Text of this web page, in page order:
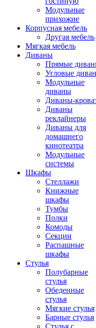
Модульные
прихожие
Корпусная мебель
Другая мебель
Мягкая мебель
Диваны
Прямые
Угловые
Модульные
диваны
Диваны-
Диваны
реклайнеры
Диваны для
домашнего
кинотеатра
Модульные
системы
Шкафы
Стеллажи
Книжные
шкафы
Тумбы
Полки
Комоды
Секции
Распашные
шкафы
Стулья
Полубарные
стулья
Обеденные
стулья
Мягкие стулья
Барные стулья
Стулья с